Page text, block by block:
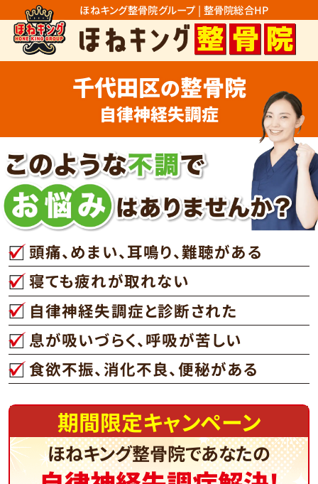
ほねキング整骨院グループ | 整骨院総合HP
千代田区の整骨院
自律神経失調症
頭痛、めまい、耳鳴り、難聴がある
寝ても疲れが取れない
自律神経失調症と診断された
息が吸いづらく、呼吸が苦しい
食欲不振、消化不良、便秘がある
期間限定キャンペーン
ほねキング整骨院であなたの